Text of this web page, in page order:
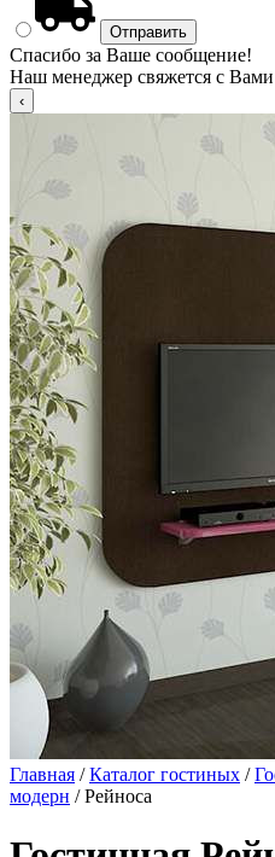
Спасибо за Ваше сообщение!
Наш менеджер свяжется с
Главная /Каталог гостиных /
модерн / Рейноса